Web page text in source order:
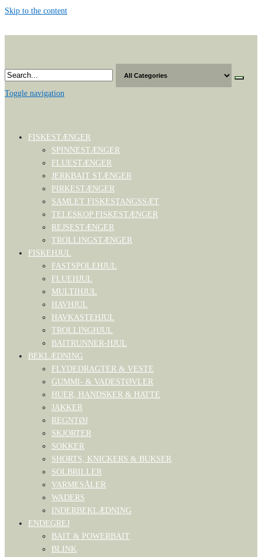
Skip to the content
Toggle navigation
FISKESTÆNGER
SPINNESTÆNGER
FLUESTÆNGER
JERKBAIT STÆNGER
PIRKESTÆNGER
SAMLET FISKESTANGSSÆT
TELESKOP FISKESTÆNGER
REJSESTÆNGER
TROLLINGSTÆNGER
FISKEHJUL
FASTSPOLEHJUL
FLUEHJUL
MULTIHJUL
HAVHJUL
HAVKASTEHJUL
TROLLINGHJUL
BAITRUNNER-HJUL
BEKLÆDNING
FLYDEDRAGTER & VESTE
GUMMI- & VADESTØVLER
HUER, HANDSKER & HATTE
JAKKER
REGNTØJ
SKJORTER
SOKKER
SHORTS, KNICKERS & BUKSER
SOLBRILLER
VARMESÅLER
WADERS
INDERBEKLÆDNING
ENDEGREJ
BAIT & POWERBAIT
BLINK